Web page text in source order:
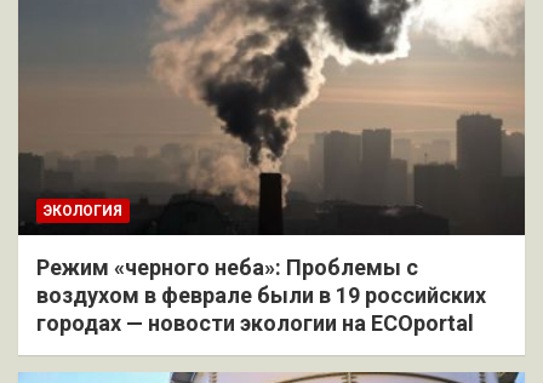
ЭКОЛОГИЯ
Режим «черного неба»: Проблемы с
воздухом в феврале были в 19 российских
городах — новости экологии на ECOportal